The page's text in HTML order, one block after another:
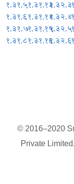
१.३१.५
१.३१.६
१.३१.७
१.३१.८
१.३१.१३
१.३१.१४
१.३१.१५
१.३१.१६
१.३२.३
१.३२.४
१.३२.५
१.३२.६
© 2016–2020
Private